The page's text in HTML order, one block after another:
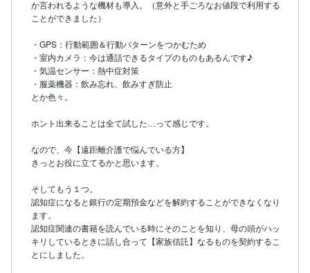
か言われるような機材も導入。（意外と手ごろなお値段で利用する
ことができました）
・GPS：行動範囲＆行動パターンをつかむため
・室内カメラ：今は通話できるタイプのものもあるんです♪
・気温センサー：熱中症対策
・服薬機器：飲み忘れ、飲みすぎ防止
とか色々。
ホント出来ることは全て試した…って感じです。
なので、今【遠距離介護で悩んでいる方】
きっとお役に立てるかと思います。
そしてもう１つ。
認知症になると銀行の定期預金などを解約することができなくなり
ます。
認知症関連の書籍を読んでいる時にそのことを知り、母の頭がハッ
キリしているときに話し合って【家族信託】なるものを契約するこ
とにしました。